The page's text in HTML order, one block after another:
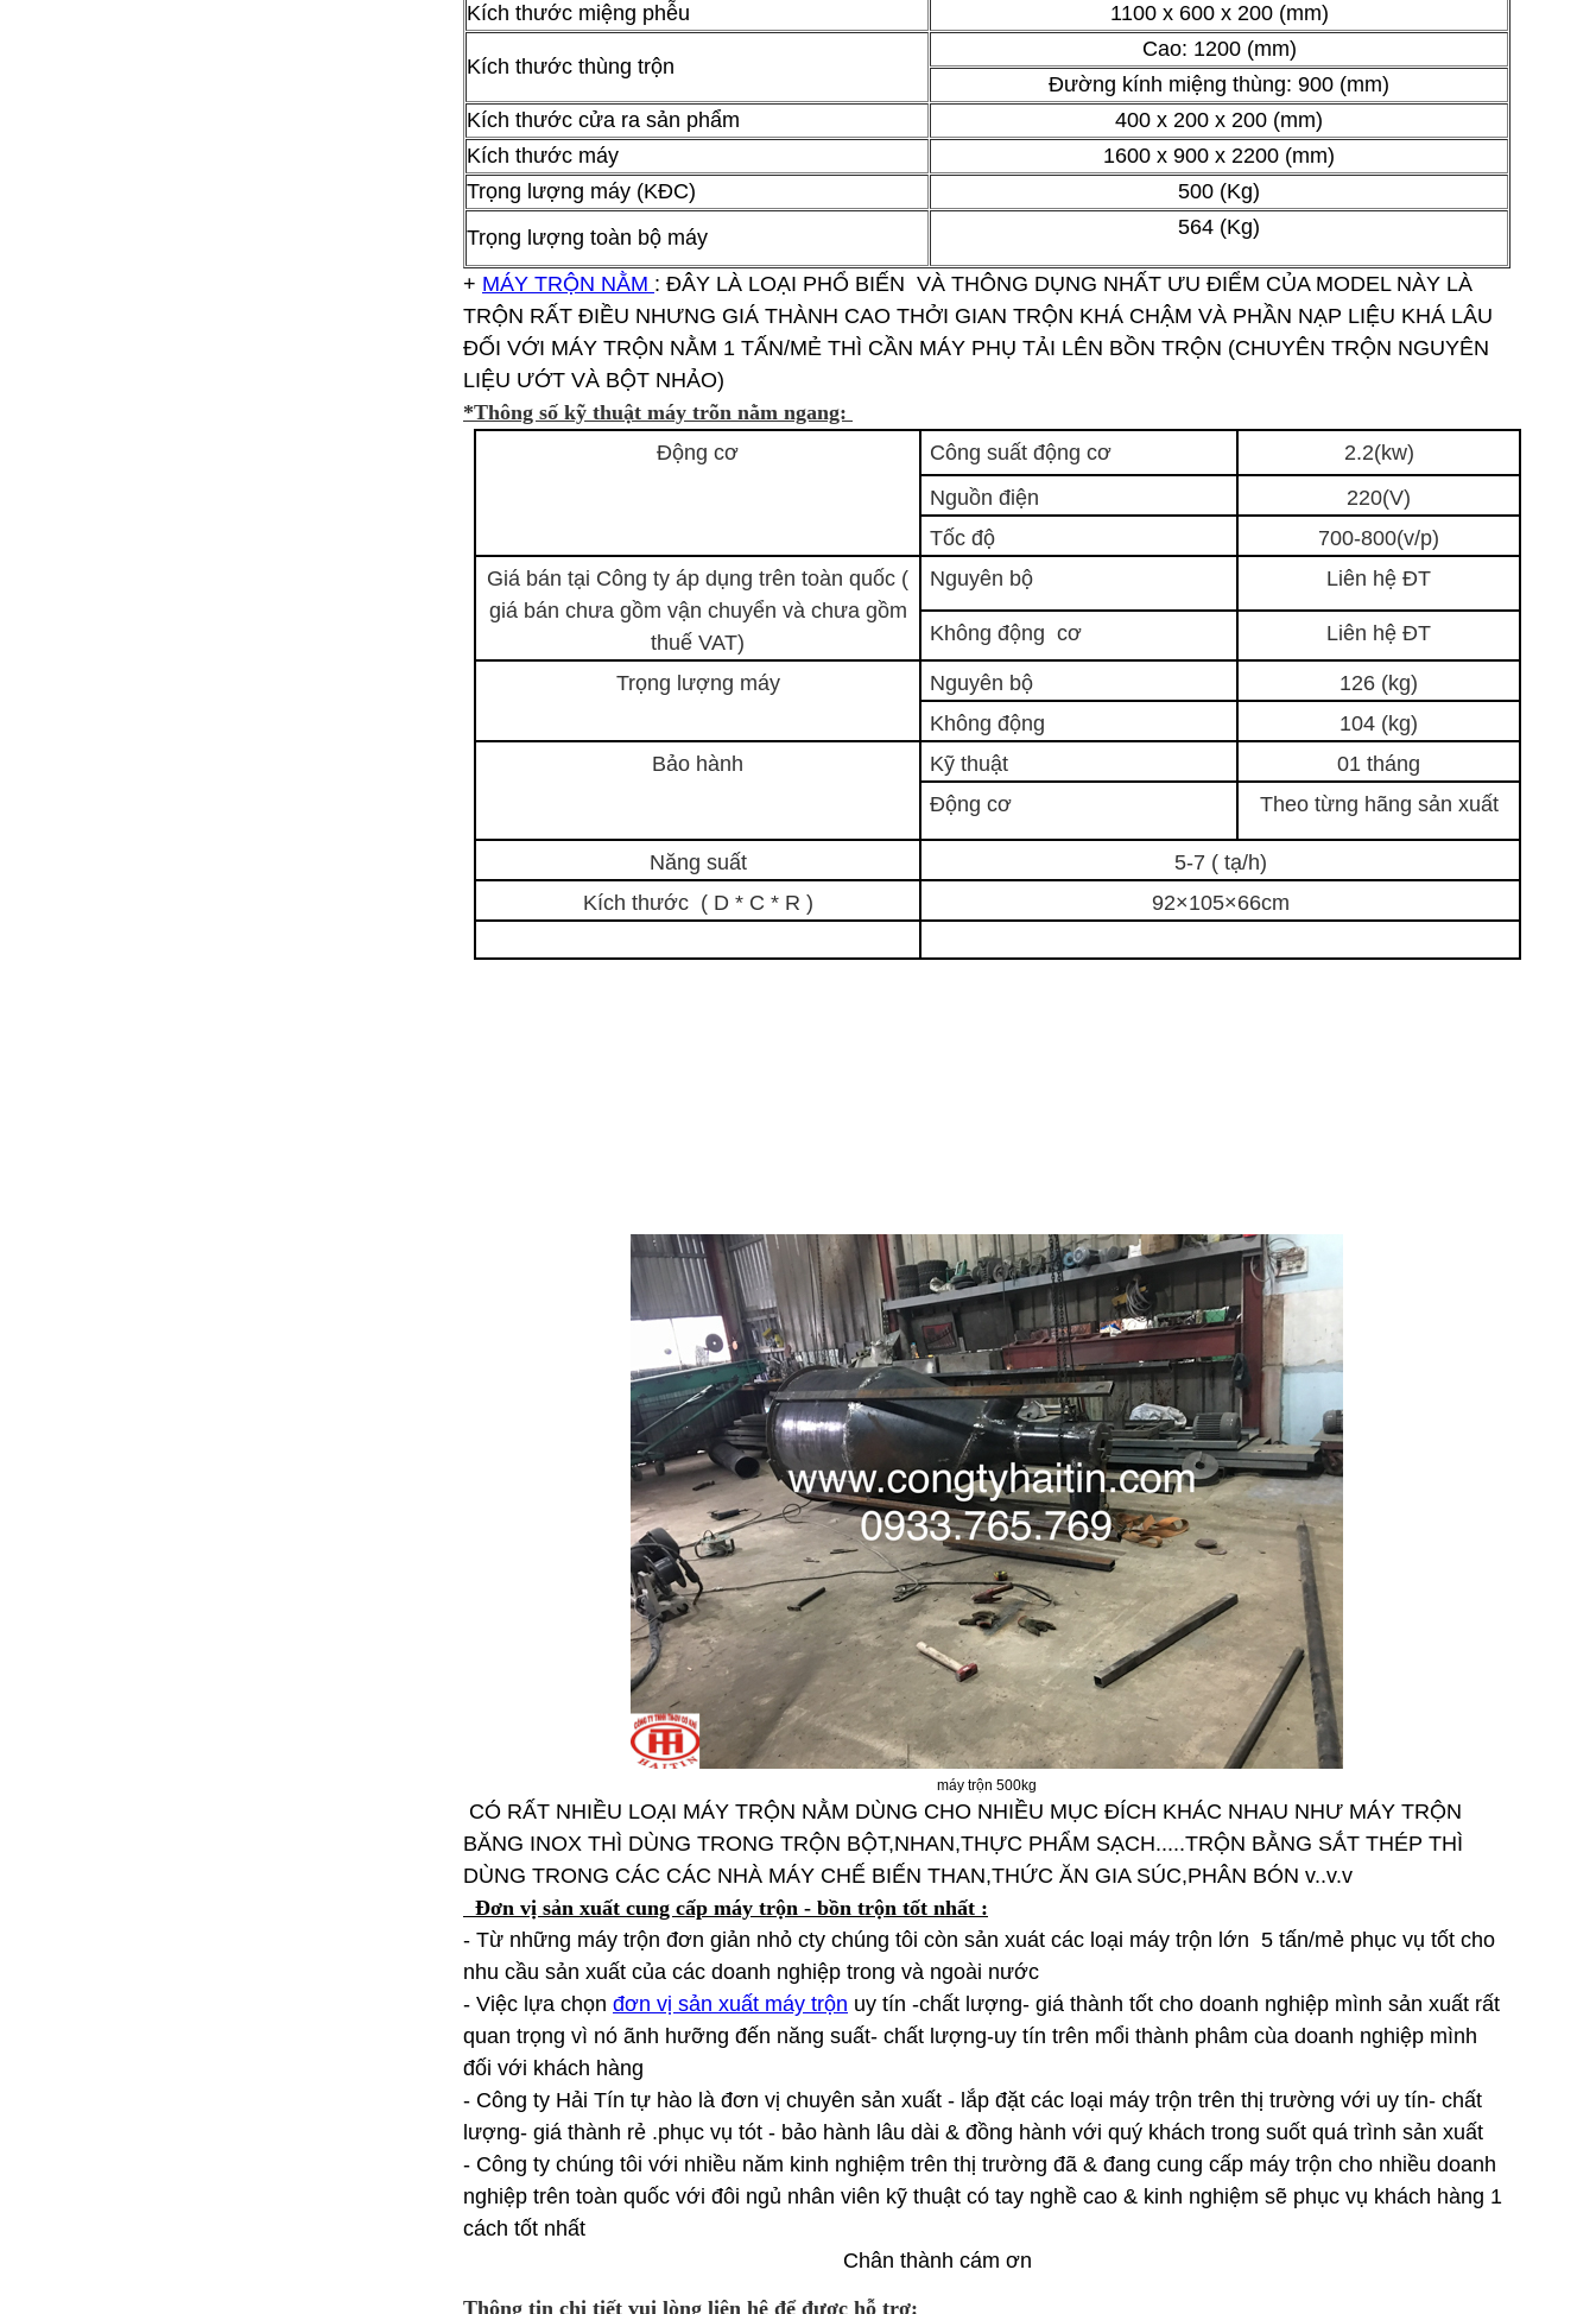
Kích thước miệng phễu
1100 x 600 x 200 (mm)
Kích thước thùng trộn
Cao: 1200 (mm)
Đường kính miệng thùng: 900 (mm)
Kích thước cửa ra sản phẩm
400 x 200 x 200 (mm)
Kích thước máy
1600 x 900 x 2200 (mm)
Trọng lượng máy (KĐC)
500 (Kg)
Trọng lượng toàn bộ máy
564 (Kg)
+ MÁY TRỘN NẰM : ĐÂY LÀ LOẠI PHỔ BIẾN VÀ THÔNG DỤNG NHẤT ƯU ĐIỂM CỦA MODEL NÀY LÀ
TRỘN RẤT ĐIỀU NHƯNG GIÁ THÀNH CAO THỞI GIAN TRỘN KHÁ CHẬM VÀ PHẦN NẠP LIỆU KHÁ LÂU
ĐỐI VỚI MÁY TRỘN NẰM 1 TẤN/MẺ THÌ CẦN MÁY PHỤ TẢI LÊN BỒN TRỘN (CHUYÊN TRỘN NGUYÊN
LIỆU ƯỚT VÀ BỘT NHẢO)
*Thông số kỹ thuật máy trõn nằm ngang:
Động cơ
Công suất động cơ
2.2(kw)
Nguồn điện
220(V)
Tốc độ
700-800(v/p)
Giá bán tại Công ty áp dụng trên toàn quốc (
giá bán chưa gồm vận chuyển và chưa gồm
thuế VAT)
Nguyên bộ Liên hệ ĐT
Không động cơ Liên hệ ĐT
Trọng lượng máy Nguyên bộ
126 (kg)
Không động
104 (kg)
Bảo hành
Kỹ thuật
01 tháng
Động cơ
Theo từng hãng sản xuất
Năng suất
5-7 ( tạ/h)
Kích thước ( D * C * R )
92×105×66cm
máy trộn 500kg
CÓ RẤT NHIỀU LOẠI MÁY TRỘN NẰM DÙNG CHO NHIỀU MỤC ĐÍCH KHÁC NHAU NHƯ MÁY TRỘN
BĂNG INOX THÌ DÙNG TRONG TRỘN BỘT,NHAN,THỰC PHẨM SẠCH.....TRỘN BẰNG SẮT THÉP THÌ
DÙNG TRONG CÁC CÁC NHÀ MÁY CHẾ BIẾN THAN,THỨC ĂN GIA SÚC,PHÂN BÓN v..v.v
Đơn vị sản xuất cung cấp máy trộn - bồn trộn tốt nhất :
- Từ những máy trộn đơn giản nhỏ cty chúng tôi còn sản xuát các loại máy trộn lớn 5 tấn/mẻ phục vụ tốt cho
nhu cầu sản xuất của các doanh nghiệp trong và ngoài nước
- Việc lựa chọn đơn vị sản xuất máy trộn uy tín -chất lượng- giá thành tốt cho doanh nghiệp mình sản xuất rất
quan trọng vì nó ãnh hưỡng đến năng suất- chất lượng-uy tín trên mổi thành phâm cùa doanh nghiệp mình
đối với khách hàng
- Công ty Hải Tín tự hào là đơn vị chuyên sản xuất - lắp đặt các loại máy trộn trên thị trường với uy tín- chất
lượng- giá thành rẻ .phục vụ tót - bảo hành lâu dài & đồng hành với quý khách trong suốt quá trình sản xuất
- Công ty chúng tôi với nhiều năm kinh nghiệm trên thị trường đã & đang cung cấp máy trộn cho nhiều doanh
nghiệp trên toàn quốc với đôi ngủ nhân viên kỹ thuật có tay nghề cao & kinh nghiệm sẽ phục vụ khách hàng 1
cách tốt nhất
Chân thành cám ơn
Thông tin chi tiết vui lòng liên hệ để được hỗ trợ: